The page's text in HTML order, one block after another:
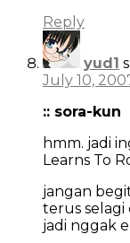
Reply
yud1
July 10,
:: sora-kun
hmm. jadi
Learns To
jangan
terus selagi
jadi nggak